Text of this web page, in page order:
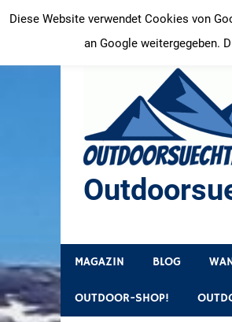
Inhalt
springen
MAGAZIN BLOG
OUTDOOR-SHOP!
Diese Website verwendet Cookies von
an Google weitergegeben.